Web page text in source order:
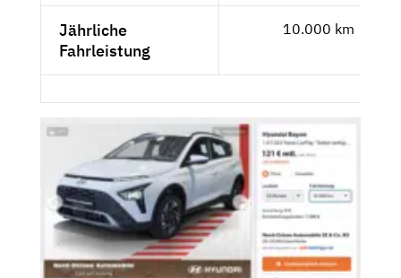
Jährliche
Fahrleistung
10.000 km